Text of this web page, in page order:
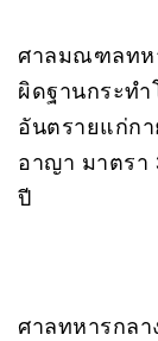
ศาลมณฑลทห
ผิดฐานกระทำ
อันตรายแก่ก
อาญา มาตรา
ปี
ศาลทหารกลา